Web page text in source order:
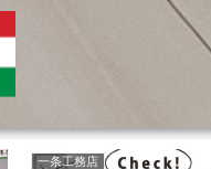
一条工務店